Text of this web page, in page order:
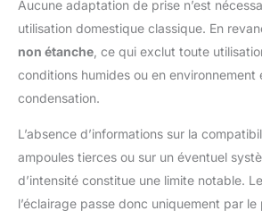
Aucune adaptation de prise n’est
utilisation domestique classique. En
non étanche , ce qui exclut toute
conditions humides ou en environnement
condensation.
L’absence d’informations sur la
ampoules tierces ou sur un éventuel
d’intensité constitue une limite notable.
l’éclairage passe donc uniquement par le